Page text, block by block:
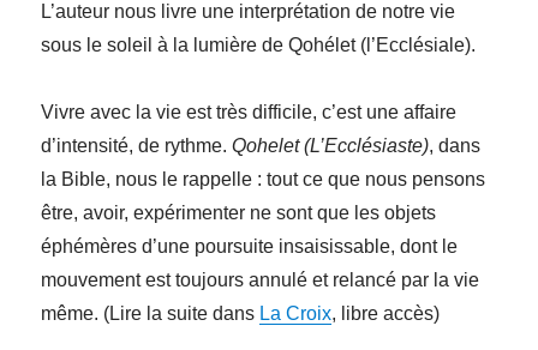
L’auteur nous livre une interprétation de notre vie
sous le soleil à la lumière de Qohélet (l’Ecclésiale).
Vivre avec la vie est très difficile, c’est une affaire
d’intensité, de rythme.Qohelet (L’Ecclésiaste), dans
la Bible, nous le rappelle : tout ce que nous pensons
être, avoir, expérimenter ne sont que les objets
éphémères d’une poursuite insaisissable, dont le
mouvement est toujours annulé et relancé par la vie
même. (Lire la suite dans La Croix, libre accès)